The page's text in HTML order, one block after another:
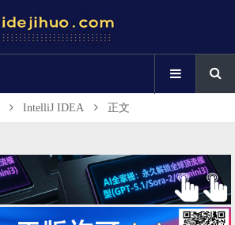
IntelliJ IDEA 正文